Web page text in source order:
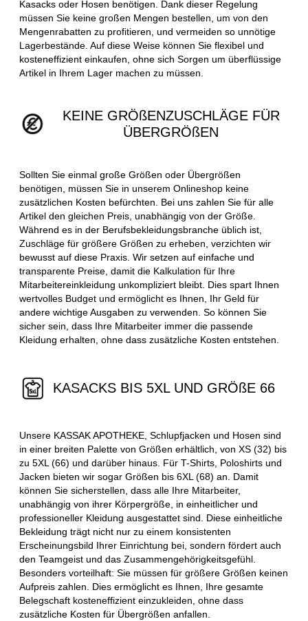
Kasacks oder Hosen benötigen. Dank dieser Regelung
müssen Sie keine großen Mengen bestellen, um von den
Mengenrabatten zu profitieren, und vermeiden so unnötige
Lagerbestände. Auf diese Weise können Sie flexibel und
kosteneffizient einkaufen, ohne sich Sorgen um überflüssige
Artikel in Ihrem Lager machen zu müssen.
KEINE GRÖßENZUSCHLÄGE FÜR
ÜBERGRÖßEN
Sollten Sie einmal große Größen oder Übergrößen
benötigen, müssen Sie in unserem Onlineshop keine
zusätzlichen Kosten befürchten. Bei uns zahlen Sie für alle
Artikel den gleichen Preis, unabhängig von der Größe.
Während es in der Berufsbekleidungsbranche üblich ist,
Zuschläge für größere Größen zu erheben, verzichten wir
bewusst auf diese Praxis. Wir setzen auf einfache und
transparente Preise, damit die Kalkulation für Ihre
Mitarbeitereinkleidung unkompliziert bleibt. Dies spart Ihnen
wertvolles Budget und ermöglicht es Ihnen, Ihr Geld für
andere wichtige Ausgaben zu verwenden. So können Sie
sicher sein, dass Ihre Mitarbeiter immer die passende
Kleidung erhalten, ohne dass zusätzliche Kosten entstehen.
KASACKS BIS 5XL UND GRÖßE 66
Unsere KASSAK APOTHEKE, Schlupfjacken und Hosen sind
in einer breiten Palette von Größen erhältlich, von XS (32) bis
zu 5XL (66) und darüber hinaus. Für T-Shirts, Poloshirts und
Jacken bieten wir sogar Größen bis 6XL (68) an. Damit
können Sie sicherstellen, dass alle Ihre Mitarbeiter,
unabhängig von ihrer Körpergröße, in einheitlicher und
professioneller Kleidung ausgestattet sind. Diese einheitliche
Bekleidung trägt nicht nur zu einem konsistenten
Erscheinungsbild Ihrer Einrichtung bei, sondern fördert auch
den Teamgeist und das Zusammengehörigkeitsgefühl.
Besonders vorteilhaft: Sie müssen für größere Größen keinen
Aufpreis zahlen. Dies ermöglicht es Ihnen, Ihre gesamte
Belegschaft kosteneffizient einzukleiden, ohne dass
zusätzliche Kosten für Übergrößen anfallen.